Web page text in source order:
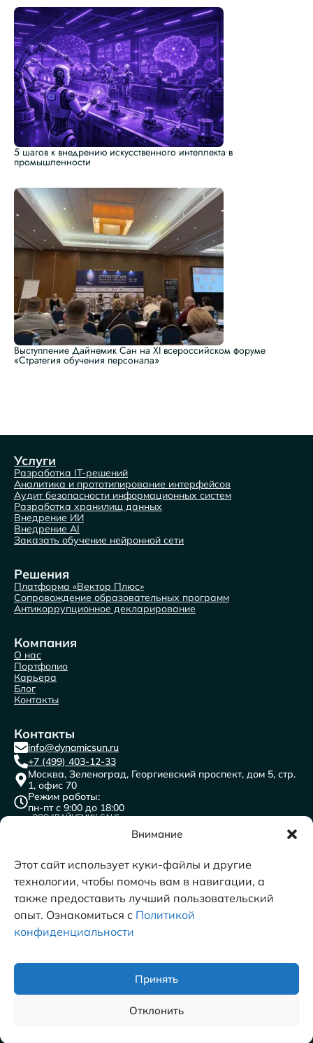
Внимание
Этот сайт использует куки-файлы и другие
технологии, чтобы помочь вам в навигации, а
также предоставить лучший пользовательский
опыт. Ознакомиться с Политикой
конфиденциальности
Принять
Отклонить
5 шагов к внедрению искусственного интеллекта в
промышленности
Выступление Дайнемик Сан на XI всероссийском форуме
«Стратегия обучения персонала»
Услуги
Разработка IT-решений
Аналитика и прототипирование интерфейсов
Аудит безопасности информационных систем
Разработка хранилищ данных
Внедрение ИИ
Внедрение AI
Заказать обучение нейронной сети
Решения
Платформа «Вектор Плюс»
Сопровождение образовательных программ
Антикоррупционное декларирование
Компания
О нас
Портфолио
Карьера
Блог
Контакты
Контакты
info@dynamicsun.ru
+7 (499) 403-12-33
Москва, Зеленоград, Георгиевский проспект, дом 5, стр.
1, офис 70
Режим работы:
пн-пт с 9:00 до 18:00
ООО “ДАЙНЕМИК САН”
другие сопутствующие услуги​
© 2011-2026 DYNAMICSUN
Политика конфиденциальности